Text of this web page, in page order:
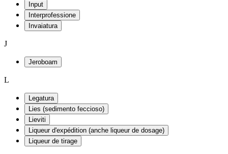
Input
Interprofessione
Invaiatura
J
Jeroboam
L
Legatura
Lies (sedimento feccioso)
Lieviti
Liqueur d'expédition (anche liqueur de dosage)
Liqueur de tirage